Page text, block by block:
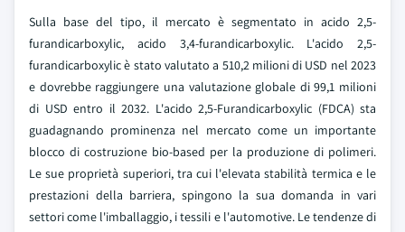
Sulla base del tipo, il mercato è segmentato in acido 2,5-
furandicarboxylic, acido 3,4-furandicarboxylic. L'acido 2,5-
furandicarboxylic è stato valutato a 510,2 milioni di USD nel 2023
e dovrebbe raggiungere una valutazione globale di 99,1 milioni
di USD entro il 2032. L'acido 2,5-Furandicarboxylic (FDCA) sta
guadagnando prominenza nel mercato come un importante
blocco di costruzione bio-based per la produzione di polimeri.
Le sue proprietà superiori, tra cui l'elevata stabilità termica e le
prestazioni della barriera, spingono la sua domanda in vari
settori come l'imballaggio, i tessili e l'automotive. Le tendenze di